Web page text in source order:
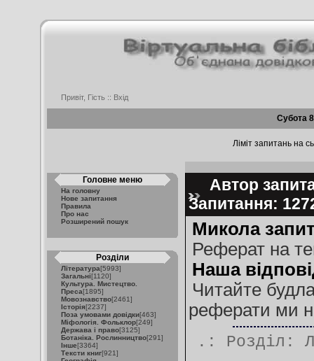
Привіт, Гість :: Вхід
Субота
Ліміт запитань на
Головне меню
На головну
Нове запитання
Правила
Про нас
Розширений пошук
Розділи
Література[5993]
Загальні[1120]
Культура. Мистецтво.
Преса[1895]
Мовознавство[2461]
Історія[2237]
Поза умовами довідки[463]
Міфологія. Фольклор[249]
Держава і право[3125]
Ботаніка. Рослинництво[291]
Інше[3364]
Тексти книг[921]
Автор
Запитання:
Микола
Реферат на
Наша
Читайте
реферати ми
.: Розділ: